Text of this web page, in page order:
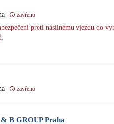
zavřeno
proti násilnému vjezdu do
zavřeno
B GROUP Praha